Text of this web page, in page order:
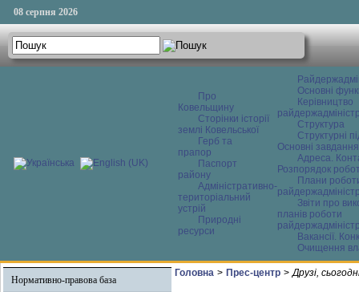
08 серпня 2026
Про
Ковельщину
Сторінки історії
землі Ковельської
Герб та
прапор
Паспорт
району
Адміністративно-
територіальний
устрій
Природні
ресурси
Основні
Керівництво
Структура
Структурні
Основні завдання
Адреса.
Розпорядок
Плани
Звіти про
планів роботи
Вакансії.
Очищення
Нормативно-правова база
Головна > Прес-центр > Друзі,